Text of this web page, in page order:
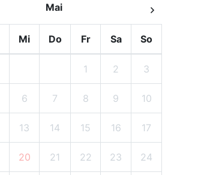
Mai
Mi Do Fr Sa So
1 2 3
6 7 8 9 10
13 14 15 16 17
20 21 22 23 24